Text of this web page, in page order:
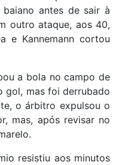
antes de sair à
outro ataque, aos 40,
e Kannemann cortou
a bola no campo de
gol, mas foi derrubado
o árbitro expulsou o
mas, após revisar no
resistiu aos minutos